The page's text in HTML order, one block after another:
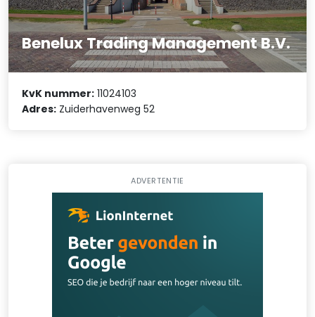
Benelux Trading Management B.V.
KvK nummer: 11024103
Adres: Zuiderhavenweg 52
ADVERTENTIE